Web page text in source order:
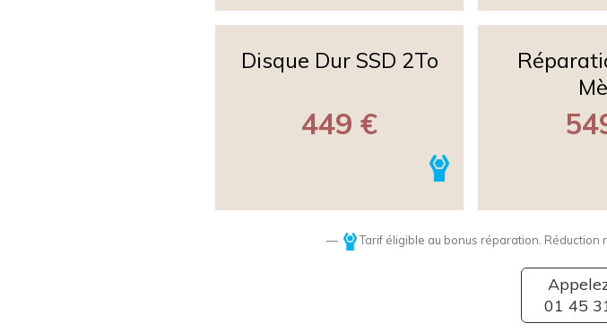
Disque Dur SSD 2To
449 €
Tarif éligible au bonus réparation. Réduction
01 45